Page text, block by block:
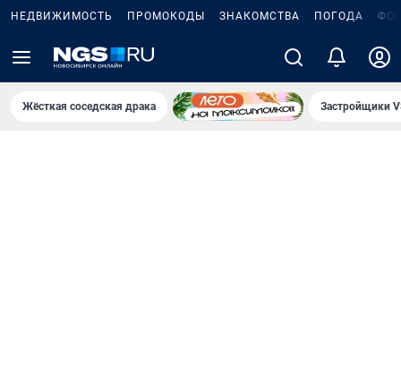
НЕДВИЖИМОСТЬ ПРОМОКОДЫ ЗНАКОМСТВА ПОГОДА
Жёсткая соседская драка Застройщики